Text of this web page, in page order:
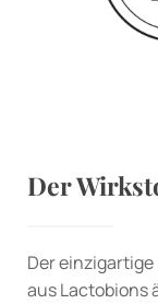
Der
Der
aus Lactobions